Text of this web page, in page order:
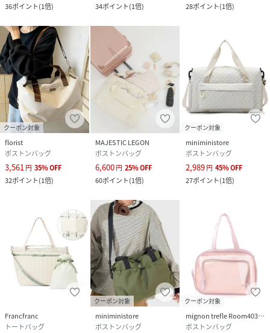
36ポイント(1倍)
34ポイント(1倍)
28ポイント(1倍)
クーポン対象
florist
ボストンバッグ
3,561 円 35%OFF
32ポイント(1倍)
MAJESTIC LEGON
ボストンバッグ
6,600円 25%OFF
60ポイント(1倍)
クーポン対象
miniministore
ボストンバッグ
2,989円 45%OFF
27ポイント(1倍)
Francfranc
トートバッグ
クーポン対象
miniministore
ボストンバッグ
クーポン対象
mignon trefle Room403 selected
ボストンバッグ